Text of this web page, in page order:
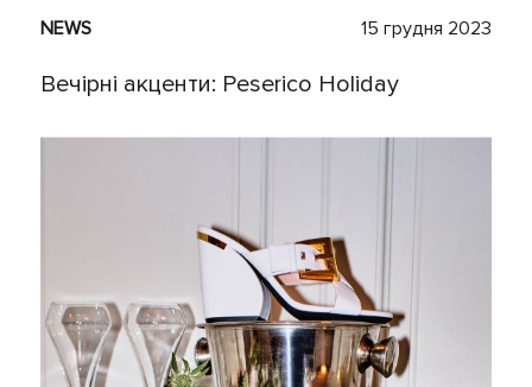
NEWS 15 грудня 2023
Вечірні акценти: Peserico Holiday